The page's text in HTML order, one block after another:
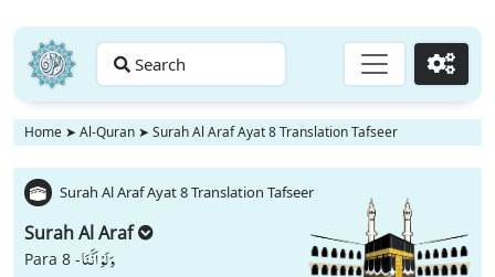
Search Go
Home ➤ Al-Quran ➤ Surah Al Araf Ayat 8 Translation Tafseer
Surah Al Araf Ayat 8 Translation Tafseer
Surah Al Araf
Para 8 -وَ لَوْ اَنَّنَا